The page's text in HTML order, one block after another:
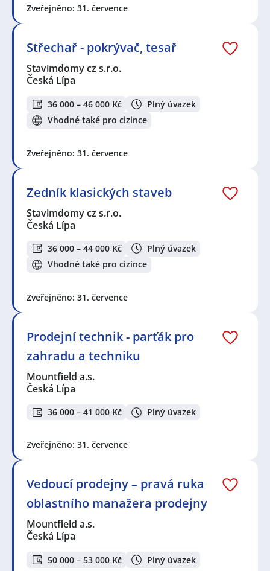
Zveřejněno: 31. července
Střechař - pokrývač, tesař
Stavimdomy cz s.r.o.
Česká Lípa
36 000 – 46 000 Kč
Plný úvazek
Vhodné také pro cizince
Zveřejněno: 31. července
Zedník klasických staveb
Stavimdomy cz s.r.o.
Česká Lípa
36 000 – 44 000 Kč
Plný úvazek
Vhodné také pro cizince
Zveřejněno: 31. července
Prodejní technik - parťák pro
zahradu a techniku
Mountfield a.s.
Česká Lípa
36 000 – 41 000 Kč Plný úvazek
Zveřejněno: 31. července
Vedoucí prodejny – pravá ruka
oblastního manažera prodejny
Mountfield a.s.
Česká Lípa
50 000 – 53 000 Kč Plný úvazek